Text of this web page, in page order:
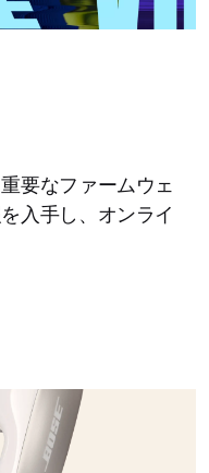
要なファームウェ
入手し、オンライ